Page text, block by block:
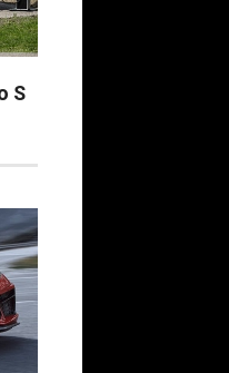
S